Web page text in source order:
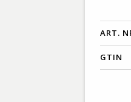
ART.
GTIN